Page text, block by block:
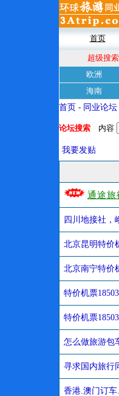
首页
超级搜索
欧洲
海南
首页 - 同业论坛
论坛搜索 内容
我要发贴
通途旅
四川地接社，
北京昆明特价
北京南宁特价
特价机票
特价机票
怎么做旅游包
寻求国内旅行
香港.澳门订